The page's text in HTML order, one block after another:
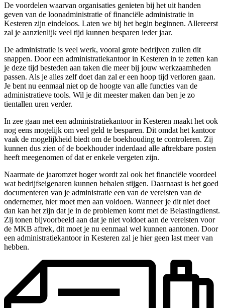
De voordelen waarvan organisaties genieten bij het uit handen
geven van de loonadministratie of financiële administratie in
Kesteren zijn eindeloos. Laten we bij het begin beginnen. Allereerst
zal je aanzienlijk veel tijd kunnen besparen ieder jaar.
De administratie is veel werk, vooral grote bedrijven zullen dit
snappen. Door een administratiekantoor in Kesteren in te zetten kan
je deze tijd besteden aan taken die meer bij jouw werkzaamheden
passen. Als je alles zelf doet dan zal er een hoop tijd verloren gaan.
Je bent nu eenmaal niet op de hoogte van alle functies van de
administratieve tools. Wil je dit meester maken dan ben je zo
tientallen uren verder.
In zee gaan met een administratiekantoor in Kesteren maakt het ook
nog eens mogelijk om veel geld te besparen. Dit omdat het kantoor
vaak de mogelijkheid biedt om de boekhouding te controleren. Zij
kunnen dus zien of de boekhouder inderdaad alle aftrekbare posten
heeft meegenomen of dat er enkele vergeten zijn.
Naarmate de jaaromzet hoger wordt zal ook het financiële voordeel
wat bedrijfseigenaren kunnen behalen stijgen. Daarnaast is het goed
documenteren van je administratie een van de vereisten van de
ondernemer, hier moet men aan voldoen. Wanneer je dit niet doet
dan kan het zijn dat je in de problemen komt met de Belastingdienst.
Zij tonen bijvoorbeeld aan dat je niet voldoet aan de vereisten voor
de MKB aftrek, dit moet je nu eenmaal wel kunnen aantonen. Door
een administratiekantoor in Kesteren zal je hier geen last meer van
hebben.